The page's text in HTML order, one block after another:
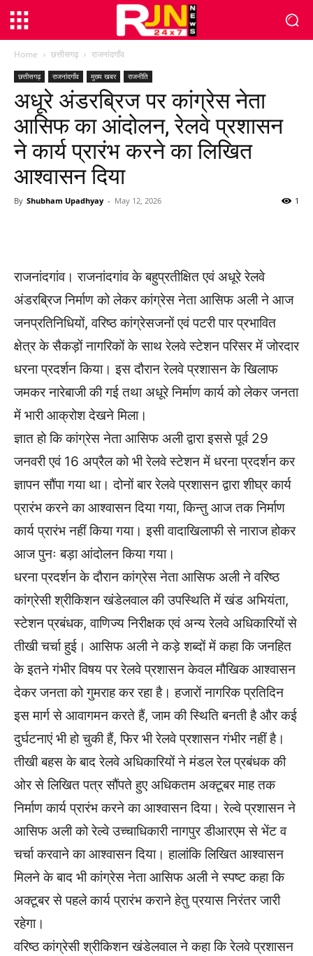
Home छत्तीसगढ़ राजनांदगाँव
छत्तीसगढ़ राजनांदगाँव मुख्य खबर राजनीति
अधूरे अंडरब्रिज पर कांग्रेस नेता
आसिफ का आंदोलन, रेलवे प्रशासन
ने कार्य प्रारंभ करने का लिखित
आश्वासन दिया
By Shubham Upadhyay - May 12, 2026 1
राजनांदगांव। राजनांदगांव के बहुप्रतीक्षित एवं अधूरे रेलवे
अंडरब्रिज निर्माण को लेकर कांग्रेस नेता आसिफ अली ने आज
जनप्रतिनिधियों, वरिष्ठ कांग्रेसजनों एवं पटरी पार प्रभावित
क्षेत्र के सैकड़ों नागरिकों के साथ रेलवे स्टेशन परिसर में जोरदार
धरना प्रदर्शन किया। इस दौरान रेलवे प्रशासन के खिलाफ
जमकर नारेबाजी की गई तथा अधूरे निर्माण कार्य को लेकर जनता
में भारी आक्रोश देखने मिला।
ज्ञात हो कि कांग्रेस नेता आसिफ अली द्वारा इससे पूर्व 29
जनवरी एवं 16 अप्रैल को भी रेलवे स्टेशन में धरना प्रदर्शन कर
ज्ञापन सौंपा गया था। दोनों बार रेलवे प्रशासन द्वारा शीघ्र कार्य
प्रारंभ करने का आश्वासन दिया गया, किन्तु आज तक निर्माण
कार्य प्रारंभ नहीं किया गया। इसी वादाखिलाफी से नाराज होकर
आज पुनः बड़ा आंदोलन किया गया।
धरना प्रदर्शन के दौरान कांग्रेस नेता आसिफ अली ने वरिष्ठ
कांग्रेसी श्रीकिशन खंडेलवाल की उपस्थिति में खंड अभियंता,
स्टेशन प्रबंधक, वाणिज्य निरीक्षक एवं अन्य रेलवे अधिकारियों से
तीखी चर्चा हुई। आसिफ अली ने कड़े शब्दों में कहा कि जनहित
के इतने गंभीर विषय पर रेलवे प्रशासन केवल मौखिक आश्वासन
देकर जनता को गुमराह कर रहा है। हजारों नागरिक प्रतिदिन
इस मार्ग से आवागमन करते हैं, जाम की स्थिति बनती है और कई
दुर्घटनाएं भी हो चुकी हैं, फिर भी रेलवे प्रशासन गंभीर नहीं है।
तीखी बहस के बाद रेलवे अधिकारियों ने मंडल रेल प्रबंधक की
ओर से लिखित पत्र सौंपते हुए अधिकतम अक्टूबर माह तक
निर्माण कार्य प्रारंभ करने का आश्वासन दिया। रेल्वे प्रशासन ने
आसिफ अली को रेल्वे उच्चाधिकारी नागपुर डीआरएम से भेंट व
चर्चा करवाने का आश्वासन दिया। हालांकि लिखित आश्वासन
मिलने के बाद भी कांग्रेस नेता आसिफ अली ने स्पष्ट कहा कि
अक्टूबर से पहले कार्य प्रारंभ कराने हेतु प्रयास निरंतर जारी
रहेगा।
वरिष्ठ कांग्रेसी श्रीकिशन खंडेलवाल ने कहा कि रेलवे प्रशासन